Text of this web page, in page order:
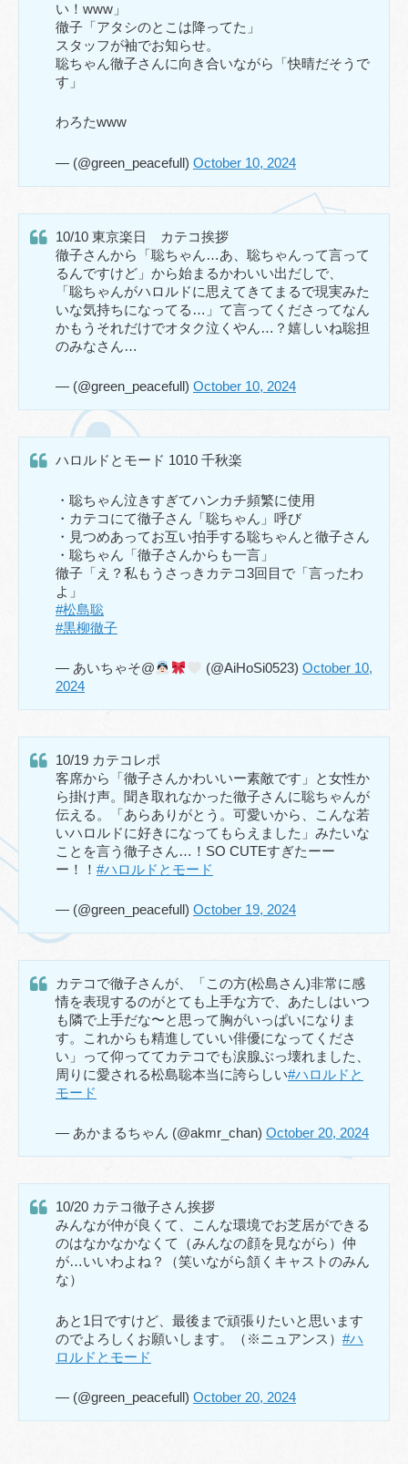
い！www」
徹子「アタシのとこは降ってた」
スタッフが袖でお知らせ。
聡ちゃん徹子さんに向き合いながら「快晴だそうで
す」
わろたwww
— (@green_peacefull) October 10, 2024
10/10 東京楽日 カテコ挨拶
徹子さんから「聡ちゃん…あ、聡ちゃんって言って
るんですけど」から始まるかわいい出だしで、
「聡ちゃんがハロルドに思えてきてまるで現実みた
いな気持ちになってる…」て言ってくださってなん
かもうそれだけでオタク泣くやん…？嬉しいね聡担
のみなさん…
— (@green_peacefull) October 10, 2024
ハロルドとモード 1010 千秋楽
・聡ちゃん泣きすぎてハンカチ頻繁に使用
・カテコにて徹子さん「聡ちゃん」呼び
・見つめあってお互い拍手する聡ちゃんと徹子さん
・聡ちゃん「徹子さんからも一言」
徹子「え？私もうさっきカテコ3回目で「言ったわ
よ」
#松島聡
#黒柳徹子
— あいちゃそ@ (@AiHoSi0523) October 10,
2024
10/19 カテコレポ
客席から「徹子さんかわいいー素敵です」と女性か
ら掛け声。聞き取れなかった徹子さんに聡ちゃんが
伝える。「あらありがとう。可愛いから、こんな若
いハロルドに好きになってもらえました」みたいな
ことを言う徹子さん…！SO CUTEすぎたーー
ー！！ #ハロルドとモード
— (@green_peacefull) October 19, 2024
カテコで徹子さんが、「この方(松島さん)非常に感
情を表現するのがとても上手な方で、あたしはいつ
も隣で上手だな〜と思って胸がいっぱいになりま
す。これからも精進していい俳優になってくださ
い」って仰っててカテコでも涙腺ぶっ壊れました、
周りに愛される松島聡本当に誇らしい#ハロルドと
モード
— あかまるちゃん (@akmr_chan) October 20, 2024
10/20 カテコ徹子さん挨拶
みんなが仲が良くて、こんな環境でお芝居ができる
のはなかなかなくて（みんなの顔を見ながら）仲
が…いいわよね？（笑いながら頷くキャストのみん
な）
あと1日ですけど、最後まで頑張りたいと思います
のでよろしくお願いします。（※ニュアンス） #ハ
ロルドとモード
— (@green_peacefull) October 20, 2024